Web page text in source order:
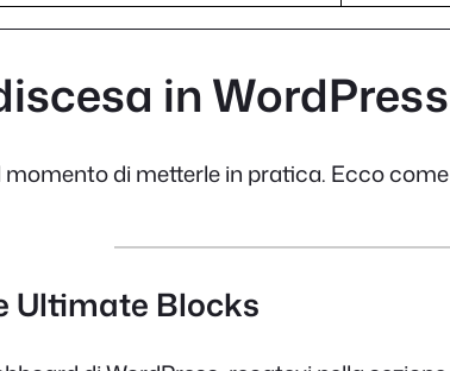
in WordPress
di metterle in pratica. Ecco
Ultimate Blocks